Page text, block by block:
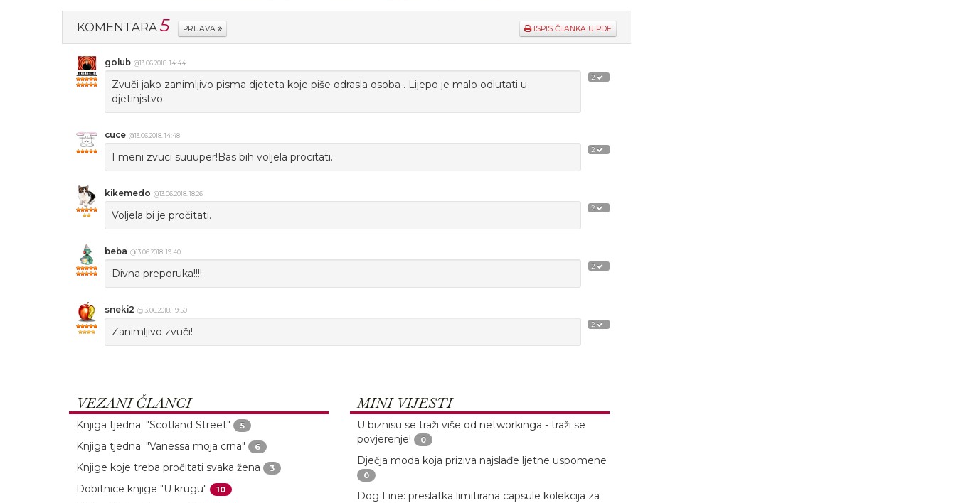
KOMENTARA 5 PRIJAVA ISPIS ČLANKA U PDF
2
golub @13.06.2018. 14:44
Zvuči jako zanimljivo pisma djeteta koje piše odrasla osoba . Lijepo je malo odlutati u
djetinjstvo.
2
cuce @13.06.2018. 14:48
I meni zvuci suuuper!Bas bih voljela procitati.
2
kikemedo @13.06.2018. 18:26
Voljela bi je pročitati.
2
beba @13.06.2018. 19:40
Divna preporuka!!!!
2
sneki2 @13.06.2018. 19:50
Zanimljivo zvuči!
VEZANI ČLANCI
Knjiga tjedna: "Scotland Street" 5
Knjiga tjedna: "Vanessa moja crna" 6
Knjige koje treba pročitati svaka žena 3
Dobitnice knjige "U krugu" 10
MINI VIJESTI
U biznisu se traži više od networkinga - traži se
povjerenje!
0
Dječja moda koja priziva najslađe ljetne uspomene
0
Dog Line: preslatka limitirana capsule kolekcija za